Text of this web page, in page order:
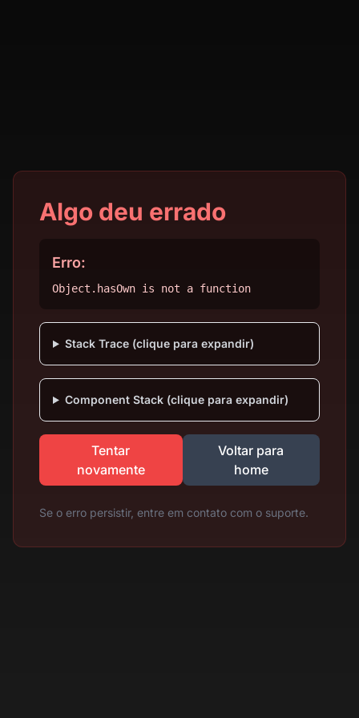
Algo deu errado
Erro:
Object.hasOwn is not a function
Stack Trace (clique para expandir)
Component Stack (clique para expandir)
Tentar
novamente
Voltar para
home
Se o erro persistir, entre em contato com o suporte.